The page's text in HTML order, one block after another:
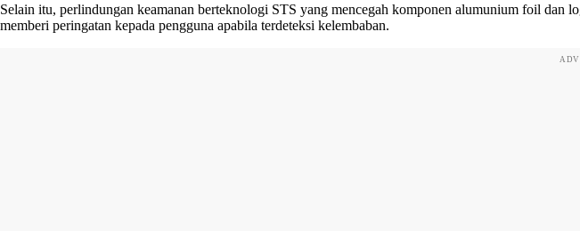
Selain itu, perlindungan keamanan berteknologi STS yang mencegah komponen alumunium foil dan
memberi peringatan kepada pengguna apabila terdeteksi kelembaban.